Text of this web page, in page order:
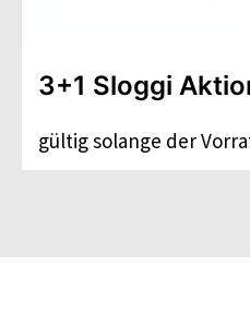
3+1 Sloggi
gültig solange der